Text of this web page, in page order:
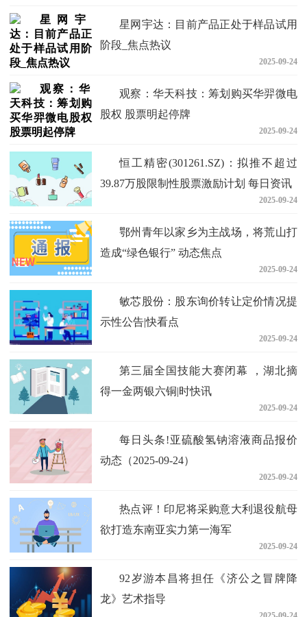
星网宇达：目前产品正处于样品试用
阶段_焦点热议
2025-09-24
观察：华天科技：筹划购买华羿微电
股权 股票明起停牌
2025-09-24
恒工精密(301261.SZ)：拟推不超过
39.87万股限制性股票激励计划 每日资讯
2025-09-24
鄂州青年以家乡为主战场，将荒山打
造成“绿色银行” 动态焦点
2025-09-24
敏芯股份：股东询价转让定价情况提
示性公告|快看点
2025-09-24
第三届全国技能大赛闭幕 ，湖北摘
得一金两银六铜|时快讯
2025-09-24
每日头条!亚硫酸氢钠溶液商品报价
动态（2025-09-24）
2025-09-24
热点评！印尼将采购意大利退役航母
欲打造东南亚实力第一海军
2025-09-24
92岁游本昌将担任《济公之冒牌降
龙》艺术指导